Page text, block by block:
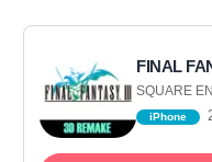
FINAL
SQUARE
iPhone